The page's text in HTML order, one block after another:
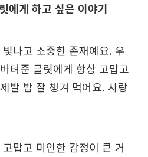
에게 하고 싶은 이야기
나고 소중한 존재예요. 우
텨준 글릿에게 항상 고맙고
발 밥 잘 챙겨 먹어요. 사랑
맙고 미안한 감정이 큰 거